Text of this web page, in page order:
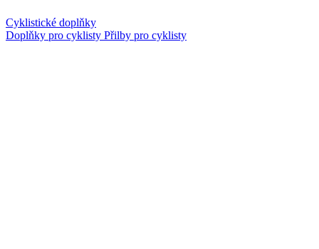
Cyklistické doplňky
Doplňky pro cyklisty Přilby pro cyklisty